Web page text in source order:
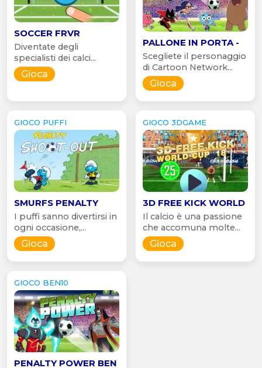
SOCCER FRVR
Diventate degli
specialisti dei calci...
Gioca
PALLONE IN PORTA -
Scegliete il personaggio
di Cartoon Network...
Gioca
GIOCO PUFFI
SMURFS PENALTY
I puffi sanno divertirsi in
ogni occasione,...
Gioca
GIOCO 3DGAME
3D FREE KICK WORLD
Il calcio è una passione
che accomuna molte...
Gioca
GIOCO BEN10
PENALTY POWER BEN